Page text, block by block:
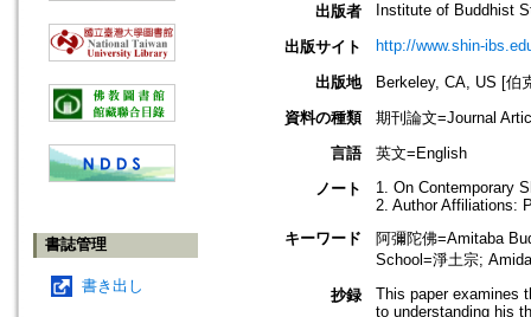
書誌管理
書き出し
出版者 Institute of Buddhist
出版サイト http://www.shin-
出版地
Berkeley, CA, US [伯
資料の種類
期刊論文=Journal
言語
英文=English
ノート
1. On Contemporary
2. Author Affiliations:
キーワード
阿彌陀佛=Amitaba
School=淨土宗;
抄録
This paper examines
to understanding his